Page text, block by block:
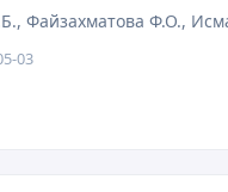
Файзахматова Ф.О.,
03